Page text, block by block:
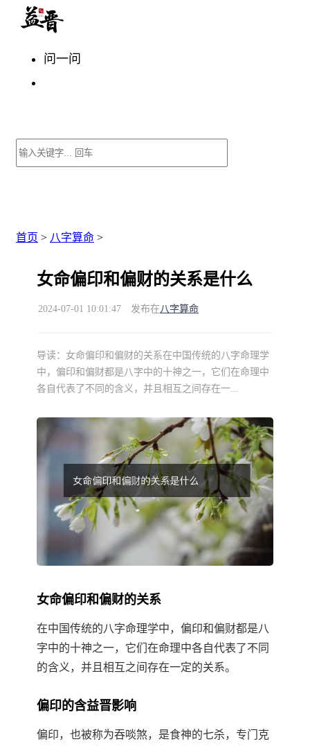
问一问
首页 > 八字算命 >
女命偏印和偏财的关系是什么
2024-07-01 10:01:47 发布在八字算命
导读： 女命偏印和偏财的关系在中国传统的八字命理学
中，偏印和偏财都是八字中的十神之一，它们在命理中
各自代表了不同的含义，并且相互之间存在一...
女命偏印和偏财的关系
在中国传统的八字命理学中，偏印和偏财都是八
字中的十神之一，它们在命理中各自代表了不同
的含义，并且相互之间存在一定的关系。
偏印的含益晋影响
偏印，也被称为吞啖煞，是食神的七杀，专门克